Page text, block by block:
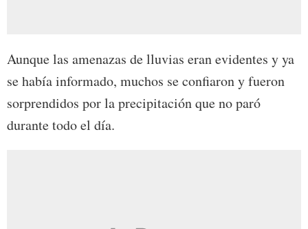
Aunque las amenazas de lluvias eran evidentes y ya
se había informado, muchos se confiaron y fueron
sorprendidos por la precipitación que no paró
durante todo el día.